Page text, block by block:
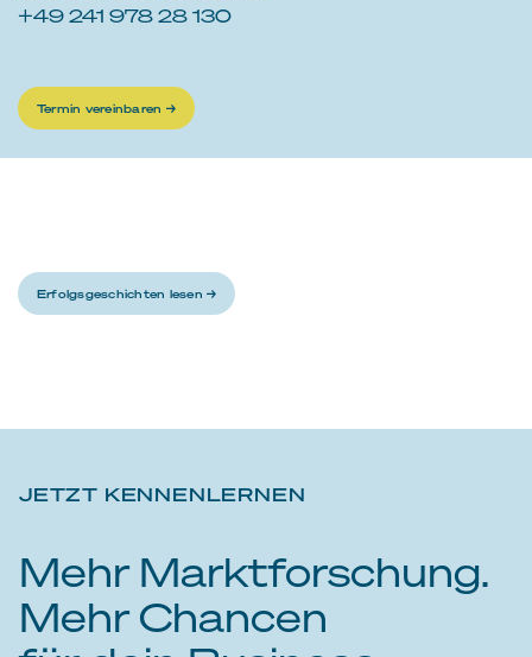
+49 241 978 28 130
Termin vereinbaren →
Erfolgsgeschichten lesen →
JETZT KENNENLERNEN
Mehr Marktforschung.
Mehr Chancen